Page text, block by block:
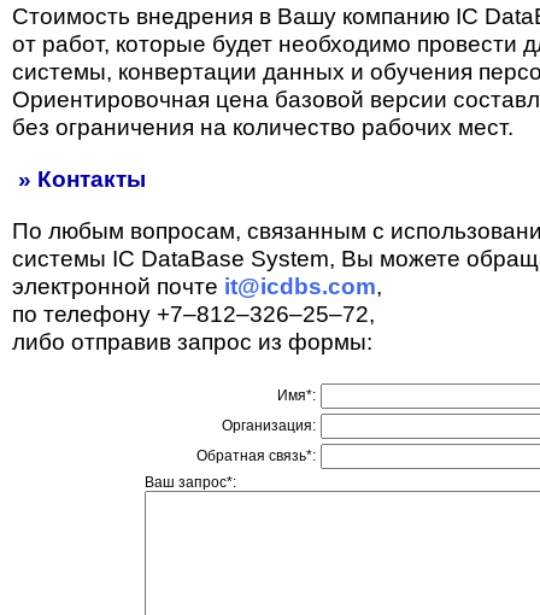
Стоимость внедрения в Вашу компанию IC
от работ, которые будет необходимо провести
системы, конвертации данных и обучения
Ориентировочная цена базовой версии
без ограничения на количество рабочих мест.
» Контакты
По любым вопросам, связанным с
системы IC DataBase System, Вы можете
электронной почте it@icdbs.com,
по телефону +7–812–326–25–72,
либо отправив запрос из формы:
Имя*:
Организация:
Обратная связь*:
Ваш запрос*: